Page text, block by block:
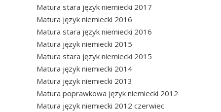
Matura stara język niemiecki 2017
Matura język niemiecki 2016
Matura stara język niemiecki 2016
Matura język niemiecki 2015
Matura stara język niemiecki 2015
Matura język niemiecki 2014
Matura język niemiecki 2013
Matura poprawkowa język niemiecki 2012
Matura język niemiecki 2012 czerwiec